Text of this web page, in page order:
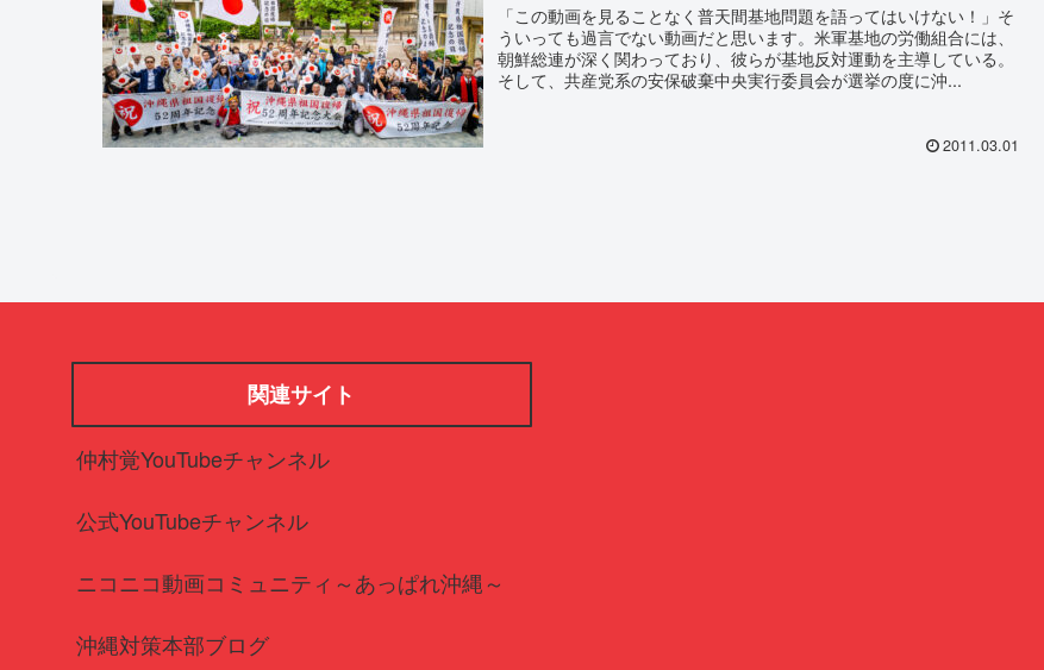
「この動画を見ることなく普天間基地問題を語ってはいけない！」そ
ういっても過言でない動画だと思います。米軍基地の労働組合には、
朝鮮総連が深く関わっており、彼らが基地反対運動を主導している。
そして、共産党系の安保破棄中央実行委員会が選挙の度に沖...
2011.03.01
関連サイト
仲村覚YouTubeチャンネル
公式YouTubeチャンネル
ニコニコ動画コミュニティ～あっぱれ沖縄～
沖縄対策本部ブログ